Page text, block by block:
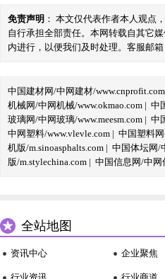
免责声明 ： 本文仅代表作者本人观点
自行承担全部责任。本网转载自其它
内进行，以便我们及时处理。客服邮箱
中国建材网/中网建材/www.cnprofit.com
机械网/中网机械/www.okmao.com | 中
玻璃网/中网玻璃/www.meesm.com | 中
中网塑料/www.vlevle.com | 中国塑料
机版/m.sinoasphalts.com | 中国体坛网/
版/m.stylechina.com | 中国信息网/中网
全站地图
资讯中心 企业聚焦